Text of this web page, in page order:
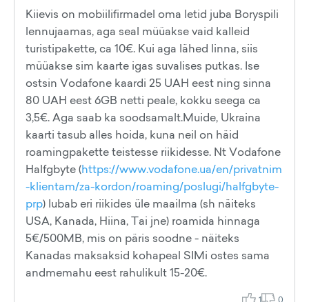
Kiievis on mobiilifirmadel oma letid juba Boryspili
lennujaamas, aga seal müüakse vaid kalleid
turistipakette, ca 10€. Kui aga lähed linna, siis
müüakse sim kaarte igas suvalises putkas. Ise
ostsin Vodafone kaardi 25 UAH eest ning sinna
80 UAH eest 6GB netti peale, kokku seega ca
3,5€. Aga saab ka soodsamalt.Muide, Ukraina
kaarti tasub alles hoida, kuna neil on häid
roamingpakette teistesse riikidesse. Nt Vodafone
Halfgbyte (https://www.vodafone.ua/en/privatnim
-klientam/za-kordon/roaming/poslugi/halfgbyte-
prp) lubab eri riikides üle maailma (sh näiteks
USA, Kanada, Hiina, Tai jne) roamida hinnaga
5€/500MB, mis on päris soodne - näiteks
Kanadas maksaksid kohapeal SIMi ostes sama
andmemahu eest rahulikult 15-20€.
1 0